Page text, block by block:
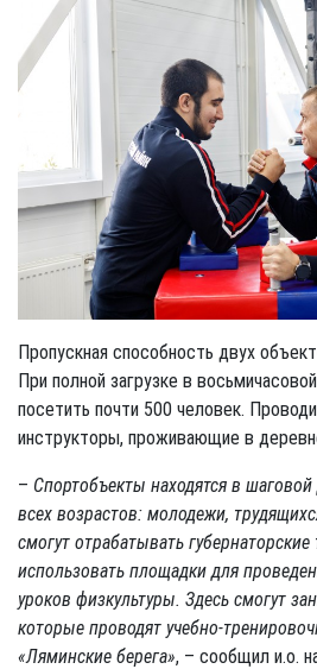
Пропускная способность двух
При полной загрузке в
посетить почти 500 человек.
инструкторы, проживающие в
– Спортобъекты находятся в
всех возрастов: молодежи,
смогут отрабатывать
использовать площадки для
уроков физкультуры. Здесь смогут
которые проводят учебно-
«Ляминские берега», – сообщил и.о.